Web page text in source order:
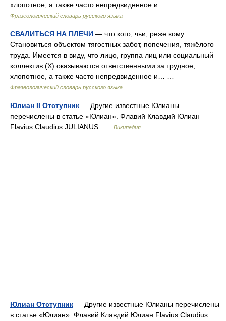
хлопотное, а также часто непредвиденное и… …
Фразеологический словарь русского языка
СВАЛИТЬСЯ НА ПЛЕЧИ — что кого, чьи, реже кому
Становиться объектом тягостных забот, попечения, тяжёлого
труда. Имеется в виду, что лицо, группа лиц или социальный
коллектив (Х) оказываются ответственными за трудное,
хлопотное, а также часто непредвиденное и… …
Фразеологический словарь русского языка
Юлиан II Отступник — Другие известные Юлианы
перечислены в статье «Юлиан». Флавий Клавдий Юлиан
Flavius Claudius JULIANUS …
Википедия
Юлиан Отступник — Другие известные Юлианы перечислены
в статье «Юлиан». Флавий Клавдий Юлиан Flavius Claudius